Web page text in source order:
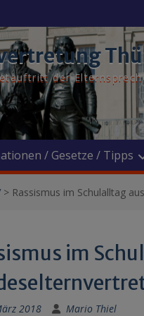
der
/ Gesetze / Tipps
> Rassismus im Schulalltag
im
2018 Mario Thiel